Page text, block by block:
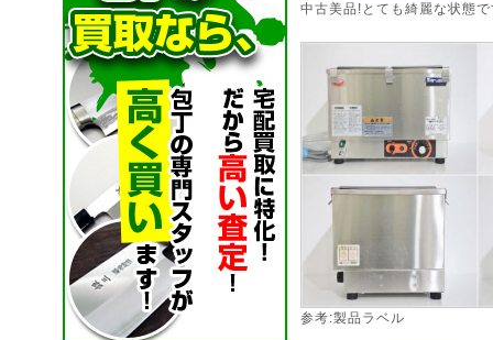
中古美品!とても綺麗な状態で
参考:製品ラベル